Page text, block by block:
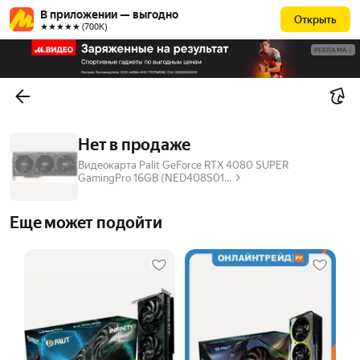
В приложении — выгодно
★★★★★ (700К)
Открыть
РЕКЛАМА
Нет в продаже
Видеокарта Palit GeForce RTX 4080 SUPER
GamingPro 16GB (NED408S01...
Еще может подойти